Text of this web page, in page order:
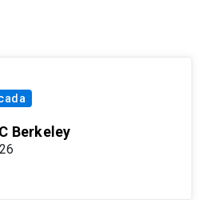
Berkeley